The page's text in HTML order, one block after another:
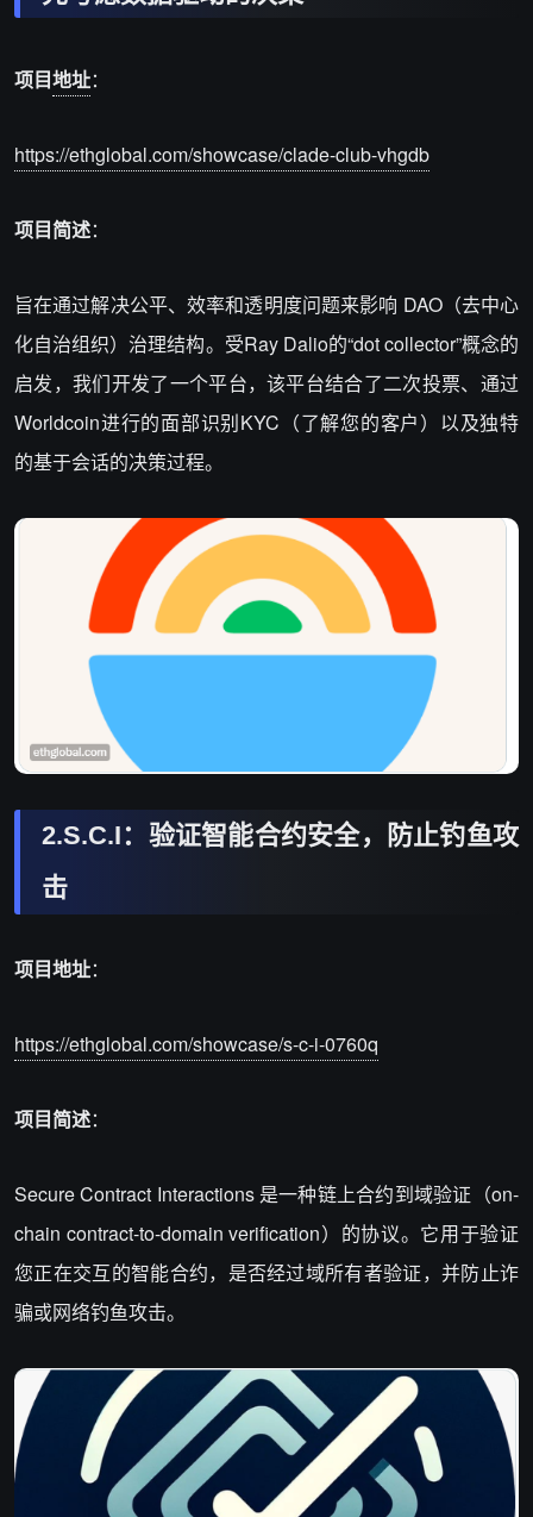
项目地址：
https://ethglobal.com/showcase/clade-club-vhgdb
项目简述：
旨在通过解决公平、效率和透明度问题来影响 DAO（去中心
化自治组织）治理结构。受Ray Dalio的“dot collector”概念的
启发，我们开发了一个平台，该平台结合了二次投票、通过
Worldcoin进行的面部识别KYC（了解您的客户）以及独特
的基于会话的决策过程。
2.S.C.I：验证智能合约安全，防止钓鱼攻
击
项目地址：
https://ethglobal.com/showcase/s-c-i-0760q
项目简述：
Secure Contract Interactions 是一种链上合约到域验证（on-
chain contract-to-domain verification）的协议。它用于验证
您正在交互的智能合约，是否经过域所有者验证，并防止诈
骗或网络钓鱼攻击。